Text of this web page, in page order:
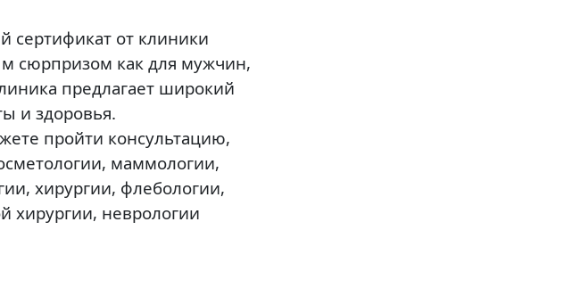
сертификат от клиники
сюрпризом как для мужчин,
предлагает широкий
и здоровья.
пройти консультацию,
маммологии,
хирургии, флебологии,
хирургии, неврологии